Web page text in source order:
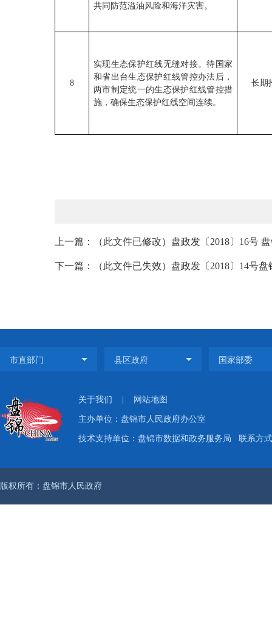
共同防范溢油风险和海洋灾害。
8
实现生态保护红线无缝对接。待国家
和省出台生态保护红线管控办法后，
两市制定统一的生态保护红线管控措
施，确保生态保护红线空间连续。
长期
上一篇：（此文件已修改）盘政发〔2018〕16号
下一篇：（此文件已失效）盘政发〔2018〕14号
关于我们 网站地图
主办单位：盘锦市人民政府办公室
技术支持单位：盘锦市数据和政务服务局 联系方
版权所有：盘锦市人民政府